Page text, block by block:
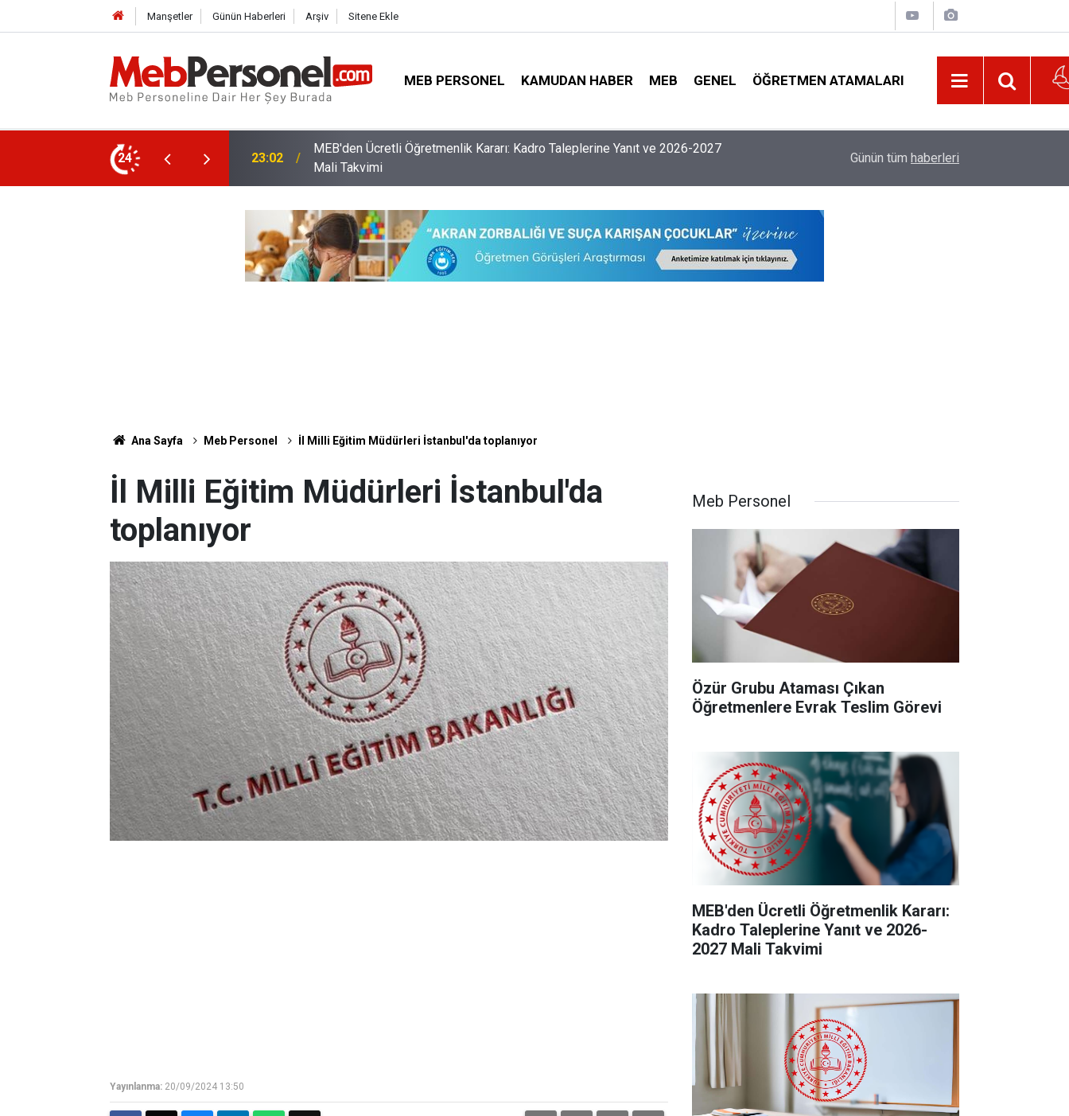
Manşetler Günün Haberleri Arşiv Sitene Ekle
MEB PERSONEL KAMUDAN HABER MEB GENEL ÖĞRETMEN ATAMALARI
24
Kadro Taleplerine Yanıt ve 2026-2027
22:32 Öğretmenlerin Özür Grubu İller Arası Muhtemel İl Emri Atama Tarihleri MEB, 2026-2027 Eğitim Yılı Kayıtlarında Yeni
Günün tüm haberleri
Ana Sayfa Meb Personel İl Milli Eğitim Müdürleri İstanbul'da toplanıyor
İl Milli Eğitim Müdürleri İstanbul'da
toplanıyor
Yayınlanma: 20/09/2024 13:50
Meb Personel
Özür Grubu Ataması Çıkan
Öğretmenlere Evrak Teslim Görevi
MEB'den Ücretli Öğretmenlik Kararı:
Kadro Taleplerine Yanıt ve 2026-
2027 Mali Takvimi